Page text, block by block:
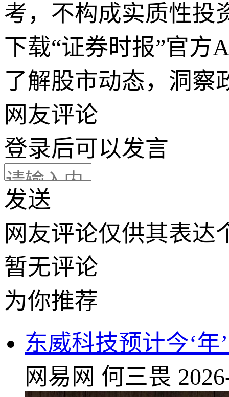
考，不构成实质性投
下载“证券时报”官方
了解股市动态，洞察
网友评论
登录后可以发言
发送
网友评论仅供其表达
暂无评论
为你推荐
东威科技预计今‘
网易网 何三畏